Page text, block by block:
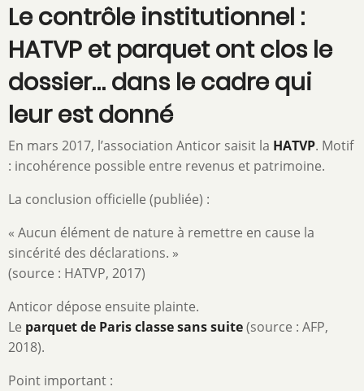
Le contrôle institutionnel :
HATVP et parquet ont clos le
dossier… dans le cadre qui
leur est donné
En mars 2017, l’association Anticor saisit la HATVP. Motif
: incohérence possible entre revenus et patrimoine.
La conclusion officielle (publiée) :
« Aucun élément de nature à remettre en cause la
sincérité des déclarations. »
(source : HATVP, 2017)
Anticor dépose ensuite plainte.
Le parquet de Paris classe sans suite(source : AFP,
2018).
Point important :